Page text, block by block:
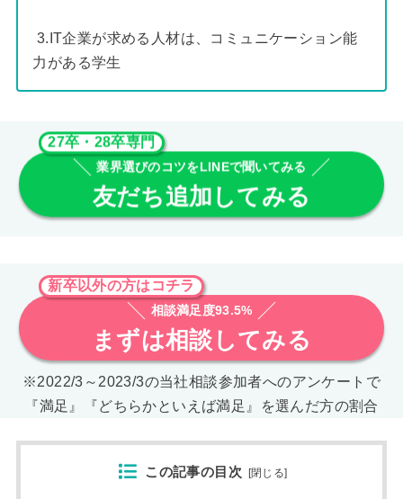
3.IT企業が求める人材は、コミュニケーション能
力がある学生
27卒・28卒専門
業界選びのコツをLINEで聞いてみる
友だち追加してみる
新卒以外の方はコチラ
相談満足度93.5%
まずは相談してみる
※2022/3～2023/3の当社相談参加者へのアンケートで
『満足』『どちらかといえば満足』を選んだ方の割合
この記事の目次 [閉じる]